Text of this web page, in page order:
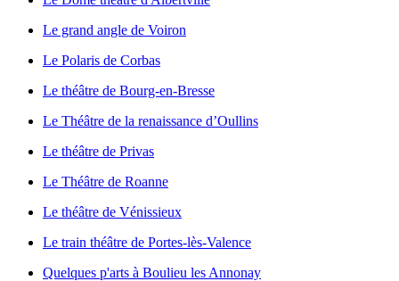
Le grand angle de Voiron
Le Polaris de Corbas
Le théâtre de Bourg-en-Bresse
Le Théâtre de la renaissance d’Oullins
Le théâtre de Privas
Le Théâtre de Roanne
Le théâtre de Vénissieux
Le train théâtre de Portes-lès-Valence
Quelques p'arts à Boulieu les Annonay